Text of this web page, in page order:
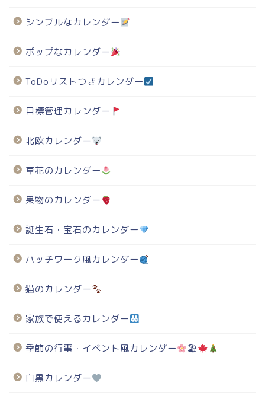
シンプルなカレンダー
ポップなカレンダー
ToDoリストつきカレンダー
目標管理カレンダー
北欧カレンダー
草花のカレンダー
果物のカレンダー
誕生石・宝石のカレンダー
パッチワーク風カレンダー
猫のカレンダー
家族で使えるカレンダー
季節の行事・イベント風カレンダー 🏖
白黒カレンダー